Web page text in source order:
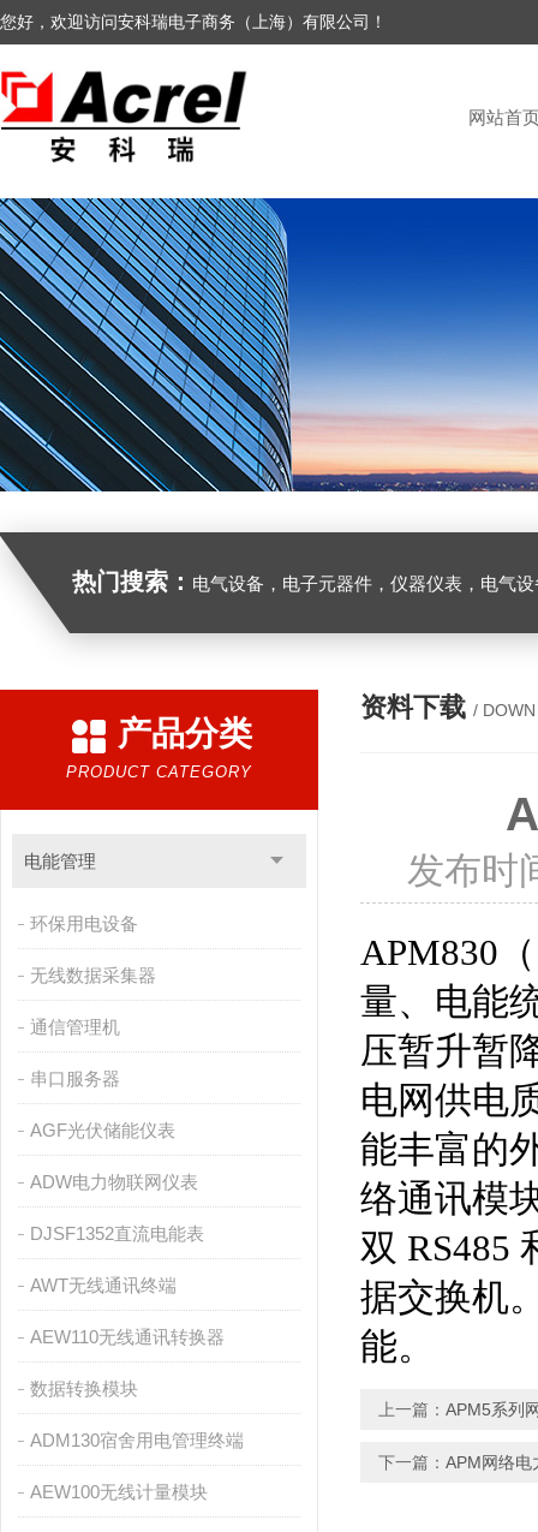
您好，欢迎访问安科瑞电子商务（上海）有限公司！
网站首
热门搜索： 电气设备，电子元器件，仪器仪表，电气
产品分类
PRODUCT CATEGORY
电能管理
环保用电设备
无线数据采集器
通信管理机
串口服务器
AGF光伏储能仪表
ADW电力物联网仪表
DJSF1352直流电能表
AWT无线通讯终端
AEW110无线通讯转换器
数据转换模块
ADM130宿舍用电管理终端
AEW100无线计量模块
资料下载 / DOWN
发布
APM830
量、电能
压暂升暂
电网供电
能丰富的
络通讯模
双 RS485
据交换机
能。
上一篇： APM5系列
下一篇： APM网络电